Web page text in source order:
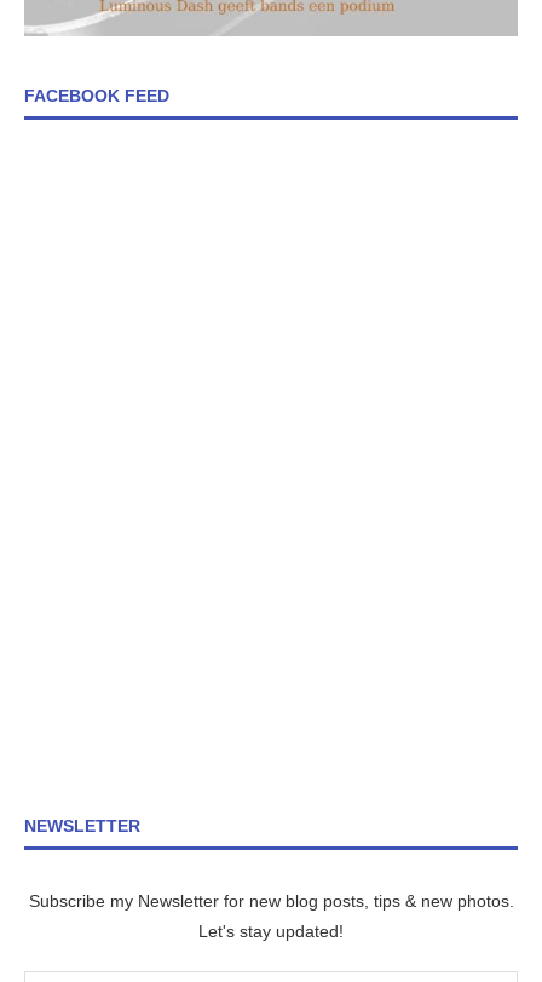
FACEBOOK FEED
NEWSLETTER
Subscribe my Newsletter for new blog posts, tips & new photos.
Let's stay updated!